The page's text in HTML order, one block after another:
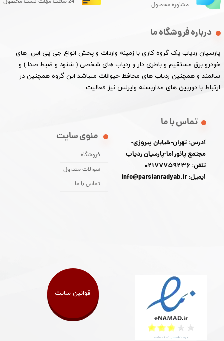
درباره فروشگاه ما
پارسیان ردیاب یک گروه کاری با زمینه واردات و پخش انواع جی پی اس های
خودرو برق مستقیم و باطری دار و ردیاب های شخصی ( شنود و ضبط صدا ) و
سالمند و همچنین ردیاب های محافظ حیوانات میباشد این گروه همچنین در
ارتباط با دوربین های مداربسته وایرلس نیز فعالیت.​​​​​​​
منوی سایت
فروشگاه
سوالات متداول
تماس با ما
تماس با ما
آدرس: تهران-خیابان پیروزی-
مجتمع پانوراما-پارسیان ردیاب
تلفن: 02177759236
ایمیل: info@parsianradyab.ir
مشاوره محصول
قوانین سایت